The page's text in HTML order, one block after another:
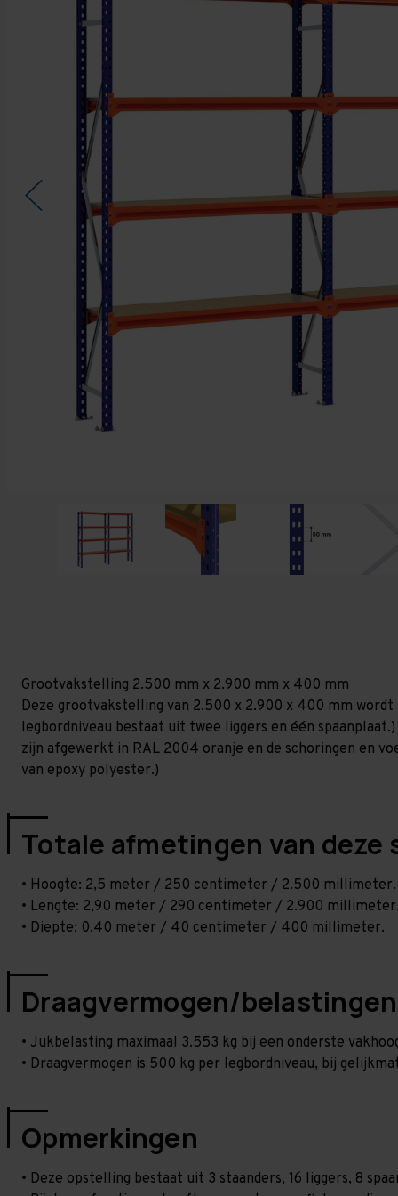
Grootvakstelling 2.500 mm x 2.900 mm x 400 mm
Deze grootvakstelling van 2.500 x 2.900 x 400 mm
legbordniveau bestaat uit twee liggers en één
zijn afgewerkt in RAL 2004 oranje en de schoringen en
van epoxy polyester.)
Totale afmetingen van deze
• Hoogte: 2,5 meter / 250 centimeter / 2.500 millimeter.
• Lengte: 2,90 meter / 290 centimeter / 2.900
• Diepte: 0,40 meter / 40 centimeter / 400 millimeter.
Draagvermogen/belastingen
• Jukbelasting maximaal 3.553 kg bij een onderste
• Draagvermogen is 500 kg per legbordniveau, bij
Opmerkingen
• Deze opstelling bestaat uit 3 staanders, 16 liggers, 8